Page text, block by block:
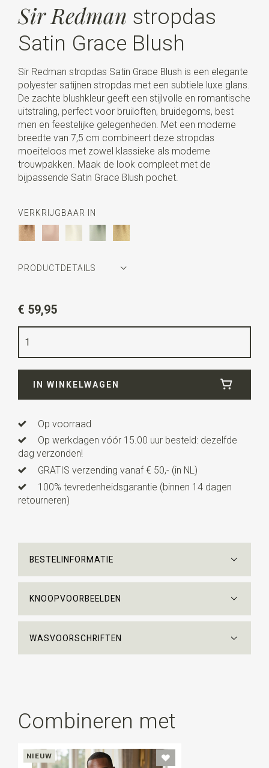
Sir Redman stropdas
Satin Grace Blush
Sir Redman stropdas Satin Grace Blush is een elegante
polyester satijnen stropdas met een subtiele luxe glans.
De zachte blushkleur geeft een stijlvolle en romantische
uitstraling, perfect voor bruiloften, bruidegoms, best
men en feestelijke gelegenheden. Met een moderne
breedte van 7,5 cm combineert deze stropdas
moeiteloos met zowel klassieke als moderne
trouwpakken. Maak de look compleet met de
bijpassende Satin Grace Blush pochet.
VERKRIJGBAAR IN
PRODUCTDETAILS
blush
Kwaliteit
Lengteca. 148 cm
€ 59,95
IN WINKELWAGEN
Op voorraad
Op werkdagen vóór 15.00 uur besteld: dezelfde
dag verzonden!
GRATIS verzending vanaf € 50,- (in NL)
100% tevredenheidsgarantie (binnen 14 dagen
retourneren)
BESTELINFORMATIE
KNOOPVOORBEELDEN
WASVOORSCHRIFTEN
Combineren met
NIEUW